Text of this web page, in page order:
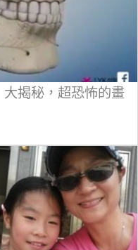
大揭秘，超恐怖的畫